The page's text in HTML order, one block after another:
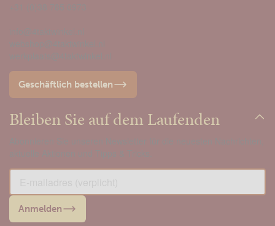
Geschäftlich bestellen
Bleiben Sie auf dem Laufenden
Anmelden